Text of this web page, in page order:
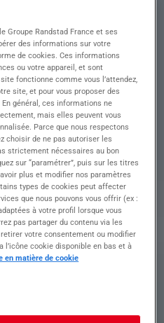
les pannes pour
et efficace
de maintenance
les lignes de
de production pour
des équipements
proactive en
et en proposant
de travail
normes de sécurité et
innovantes
Nous recherchons un(e)
Groupe Randstad France et ses
des informations sur votre
de cookies. Ces informations
ou votre appareil, et sont
fonctionne comme vous l’attendez,
site, et pour vous proposer des
général, ces informations ne
mais elles peuvent vous
Parce que nous respectons
choisir de ne pas autoriser les
strictement nécessaires au bon
sur “paramétrer”, puis sur les titres
plus et modifier nos paramètres
types de cookies peut affecter
que nous pouvons vous offrir (ex :
à votre profil lorsque vous
pas partager du contenu via les
votre consentement ou modifier
cookie disponible en bas et à
en matière de cookie